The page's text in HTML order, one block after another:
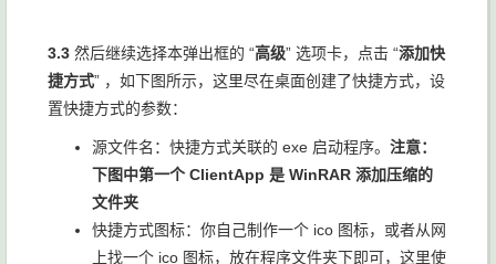
3.3 然后继续选择本弹出框的 “高级” 选项卡，点击 “添加快
捷方式” ，如下图所示，这里尽在桌面创建了快捷方式，设
置快捷方式的参数：
源文件名：快捷方式关联的 exe 启动程序。 注意：
下图中第一个 ClientApp 是 WinRAR 添加压缩的
文件夹
快捷方式图标：你自己制作一个 ico 图标，或者从网
上找一个 ico 图标，放在程序文件夹下即可，这里使